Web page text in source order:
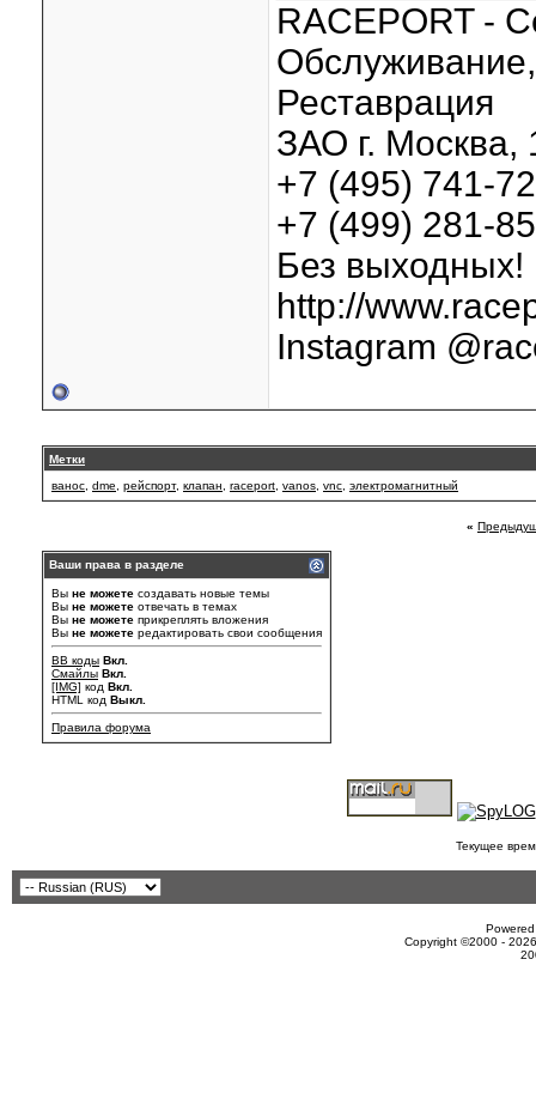
RACEPORT -
Реставрация
ЗАО г. Москва,
+7 (495) 741-
+7 (499) 281-
Без выходных!
http://
Instagram
Метки
ванос dme рейспорт, клапан raceport vanos vnc электромагнитный
«
Ваши права в разделе
Вы не можете создавать новые темы
Вы не можете отвечать в темах
Вы не можете прикреплять вложения
Вы не можете редактировать свои сообщения
BB коды Вкл.
Смайлы Вкл.
[IMG] код Вкл.
HTML код Выкл.
Правила форума
Текущее
Copyright ©2000 -